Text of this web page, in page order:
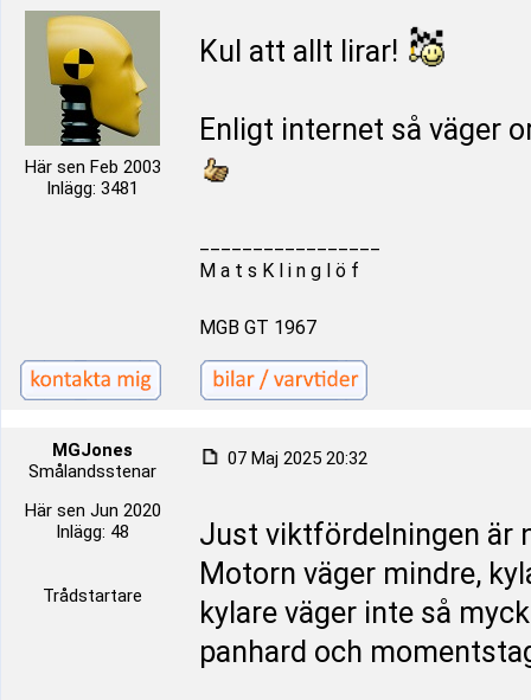
Här sen Feb 2003
Inlägg: 3481
Kul att allt lirar!
Enligt internet så väger
M a t s K l i n g l ö f
MGB GT 1967
MGJones
Smålandsstenar
Här sen Jun 2020
Inlägg: 48
Trådstartare
07 Maj 2025 20:32
Just viktfördelningen är
Motorn väger mindre,
kylare väger inte så
panhard och